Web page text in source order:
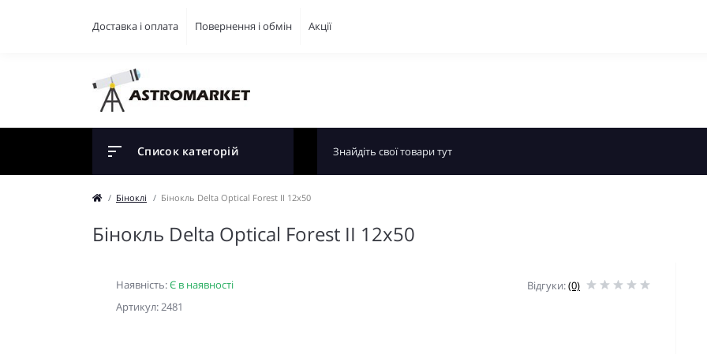
Доставка і оплата Повернення і обмін Акції
Список категорій
Біноклі Бінокль Delta Optical Forest II 12x50
Бінокль Delta Optical Forest II 12x50
Наявність:Є в наявності
Артикул: 2481
Відгуки:(0)